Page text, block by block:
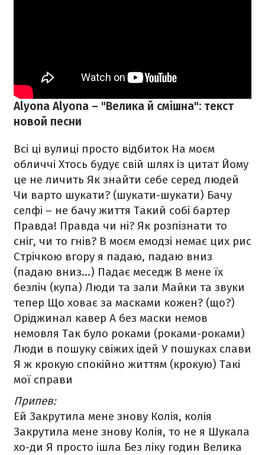
Alyona Alyona – "Велика й смішна": текст
новой песни
Всі ці вулиці просто відбиток На моєм
обличчі Хтось будує свій шлях із цитатЙому
це не личить Як знайти себе серед людей
Чи варто шукати? (шукати-шукати) Бачу
селфі – не бачу життя Такий собі бартер
Правда! Правда чи ні? Як розпізнати то
сніг, чи то гнів? В моєм емодзі немає цих рис
Стрічкою вгору я падаю, падаю вниз
(падаю вниз...) Падає меседж В мене їх
безліч (купа) Люди та зали Майки та звуки
тепер Що ховає за масками кожен? (що?)
Оріджинал кавер А без маски немов
немовля Так було роками (роками-роками)
Люди в пошуку свіжих ідей У пошуках слави
Я ж крокую спокійно життям (крокую) Такі
мої справи
Припев:
Ей Закрутила мене знову Колія, колія
Закрутила мене знову Колія, то не я Шукала
хо-ди Я просто ішла Без ліку годин Велика